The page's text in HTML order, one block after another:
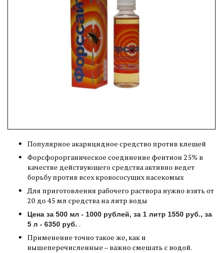
Популярное акарицидное средство против клещей
Форсфорорганическое соединение фентион 25% в
качестве действующего средства активно ведет
борьбу против всех кровососущих насекомых
Для приготовления рабочего раствора нужно взять от
20 до 45 мл средства на литр воды
Цена за 500 мл - 1000 рублей, за 1 литр 1550 руб., за
5 л - 6350 руб. .
Применение точно такое же, как и
вышеперечисленные – важно смешать с водой.